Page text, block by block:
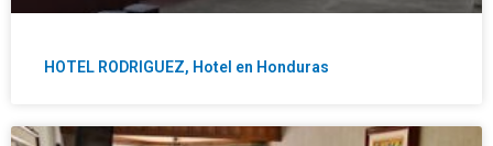
HOTEL RODRIGUEZ, Hotel en Honduras